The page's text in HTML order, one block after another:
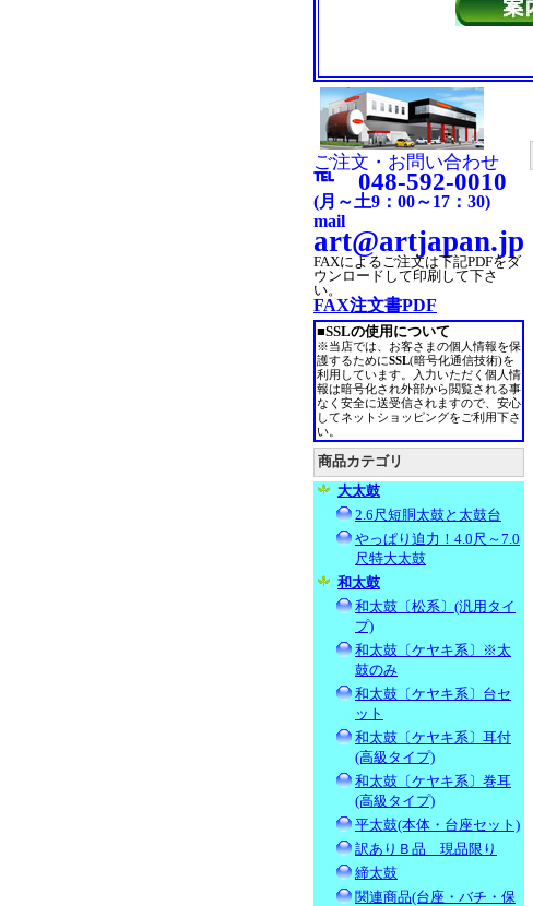
ご注文・お問い合わせ
℡ 048-592-0010
(月～土9：00～17：30)
mail
art@artjapan.jp
FAXによるご注文は下記PDFをダ
ウンロードして印刷して下さ
い。
FAX注文書PDF
■SSLの使用について
※当店では、お客さまの個人情報を保
護するためにSSL(暗号化通信技術)を
利用しています。入力いただく個人情
報は暗号化され外部から閲覧される事
なく安全に送受信されますので、安心
してネットショッピングをご利用下さ
い。
商品カテゴリ
大太鼓
2.6尺短胴太鼓と太鼓台
やっぱり迫力！4.0尺～7.0
尺特大太鼓
和太鼓
和太鼓〔松系〕(汎用タイ
プ)
和太鼓〔ケヤキ系〕※太
鼓のみ
和太鼓〔ケヤキ系〕台セ
ット
和太鼓〔ケヤキ系〕耳付
(高級タイプ)
和太鼓〔ケヤキ系〕巻耳
(高級タイプ)
平太鼓(本体・台座セット)
訳ありＢ品 現品限り
締太鼓
関連商品(台座・バチ・保